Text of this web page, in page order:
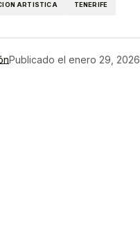
ARTISTICA TENERIFE
Publicado el enero 29, 2026